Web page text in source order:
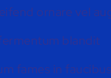
ornare vel
blandit
fames in faucibus